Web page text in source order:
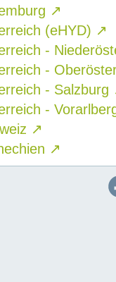
↗
(eHYD) ↗
-
-
- Salzburg
-
↗
↗